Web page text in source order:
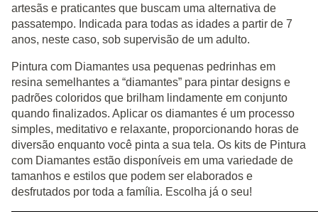
artesãs e praticantes que buscam uma alternativa de
passatempo. Indicada para todas as idades a partir de 7
anos, neste caso, sob supervisão de um adulto.
Pintura com Diamantes usa pequenas pedrinhas em
resina semelhantes a “diamantes” para pintar designs e
padrões coloridos que brilham lindamente em conjunto
quando finalizados. Aplicar os diamantes é um processo
simples, meditativo e relaxante, proporcionando horas de
diversão enquanto você pinta a sua tela. Os kits de Pintura
com Diamantes estão disponíveis em uma variedade de
tamanhos e estilos que podem ser elaborados e
desfrutados por toda a família. Escolha já o seu!